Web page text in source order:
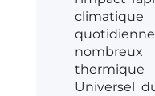
nombreux
thermique
Universel